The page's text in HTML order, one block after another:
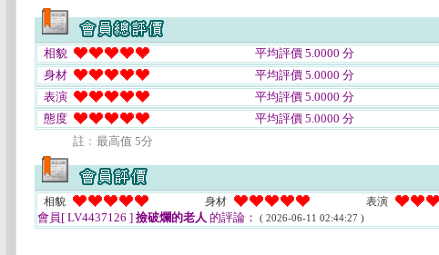
相貌
平均評價 5.0000 分
身材
平均評價 5.0000 分
表演
平均評價 5.0000 分
態度
平均評價 5.0000 分
註﹕最高值 5分
相貌 身材 表演
會員[ LV4437126 ] 撿破爛的老人 的評論： ( 2026-06-11 02:44:27 )